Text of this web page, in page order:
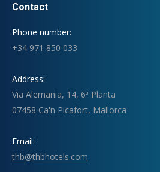
Contact
Phone number:
+34 971 850 033
Address:
Via Alemania, 14, 6ª Planta
07458 Ca'n Picafort, Mallorca
Email:
thb@thbhotels.com